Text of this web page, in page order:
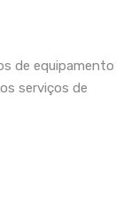
de equipamento
serviços de